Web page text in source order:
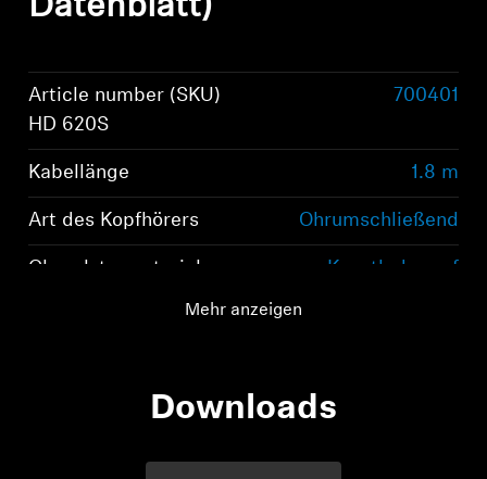
Datenblatt)
Article number (SKU)
HD 620S
700401
Kabellänge 1.8 m
Art des Kopfhörers Ohrumschließend
Ohrpolstermaterial
Kunstleder auf
Mehr anzeigen
Downloads